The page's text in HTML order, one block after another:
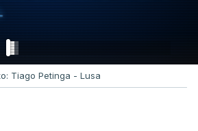
Tiago Petinga - Lusa